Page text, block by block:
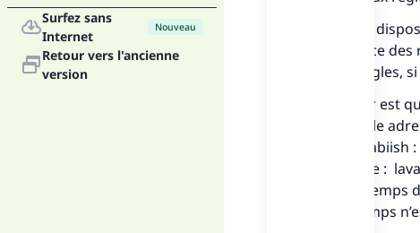
Surfez sans
Internet
Nouveau
Retour vers l'ancienne
version
Quant aux
en l’absence
fausses règles,
Le premier est
cette parole
bint Abi
au chapitre :
ayant un temps
dont le temps